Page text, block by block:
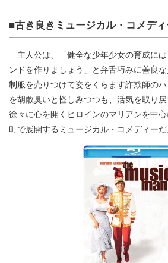
■古き良きミュージカル・コメデ
主人公は、「健全な少年少女の育成に
ンドを作りましょう」と弁舌巧みに善良
制服を売りつけて姿をくらます詐欺師の
を胡散臭いと怪しみつつも、活気を取り戻
徐々に心を開くヒロインのマリアンを中
町で展開するミュージカル・コメディーだ